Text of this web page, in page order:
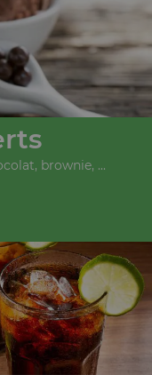
brownie, ...